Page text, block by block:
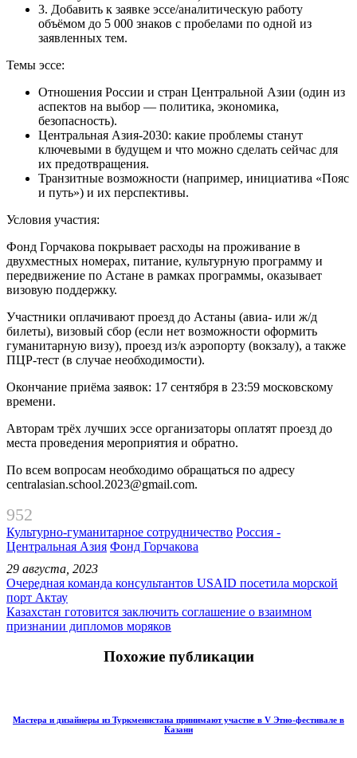
3. Добавить к заявке эссе/аналитическую работу
объёмом до 5 000 знаков с пробелами по одной из
заявленных тем.
Темы эссе:
Отношения России и стран Центральной Азии (один из
аспектов на выбор — политика, экономика,
безопасность).
Центральная Азия-2030: какие проблемы станут
ключевыми в будущем и что можно сделать сейчас для
их предотвращения.
Транзитные возможности (например, инициатива «Пояс
и путь») и их перспективы.
Условия участия:
Фонд Горчакова покрывает расходы на проживание в
двухместных номерах, питание, культурную программу и
передвижение по Астане в рамках программы, оказывает
визовую поддержку.
Участники оплачивают проезд до Астаны (авиа- или ж/д
билеты), визовый сбор (если нет возможности оформить
гуманитарную визу), проезд из/к аэропорту (вокзалу), а также
ПЦР-тест (в случае необходимости).
Окончание приёма заявок: 17 сентября в 23:59 московскому
времени.
Авторам трёх лучших эссе организаторы оплатят проезд до
места проведения мероприятия и обратно.
По всем вопросам необходимо обращаться по адресу
centralasian.school.2023@gmail.com.
952
Культурно-гуманитарное сотрудничество Россия -
Центральная Азия Фонд Горчакова
29 августа, 2023
Очередная команда консультантов USAID посетила морской
порт Актау
Казахстан готовится заключить соглашение о взаимном
признании дипломов моряков
Похожие публикации
Мастера и дизайнеры из Туркменистана принимают участие в V Этно-фестивале в
Казани